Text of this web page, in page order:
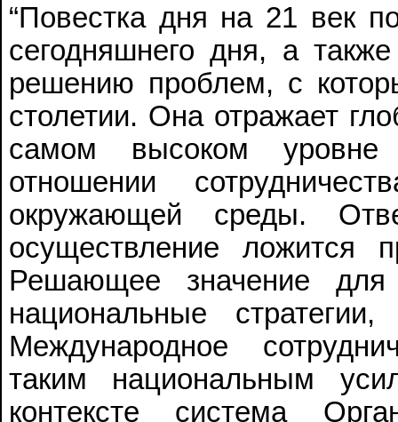
“Повестка дня на 21 век
сегодняшнего дня, а
решению проблем, с
столетии. Она отражает
самом высоком уровне
отношении
окружающей среды.
осуществление ложится
Решающее значение
национальные
Международное
таким национальным
контексте система